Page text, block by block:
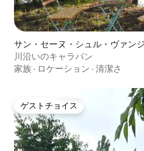
サン・セーヌ・シュル・ヴァン
ンピングカー・RV
川沿いのキャラバン
家族 · ロケーション · 清潔さ
ゲストチョイス
ゲストチョイス